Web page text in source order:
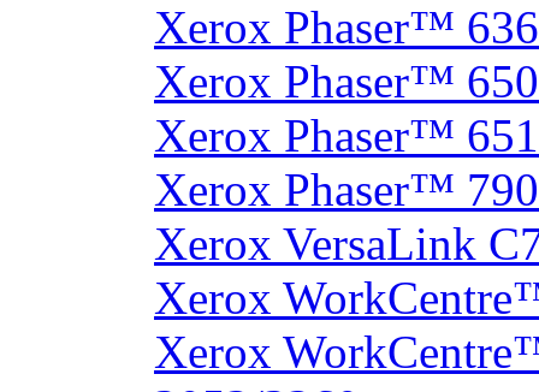
Xerox Phaser™
Xerox Phaser™
Xerox Phaser™
Xerox Phaser™ 790
Xerox VersaLink
Xerox
Xerox